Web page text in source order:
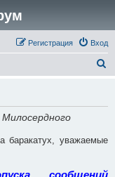
Вход
Регистрация
баракатух, уважаемые
сообщений